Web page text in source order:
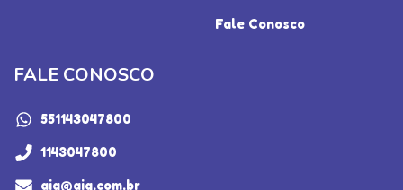
Fale Conosco
FALE CONOSCO
551143047800
1143047800
aiq@aiq.com.br